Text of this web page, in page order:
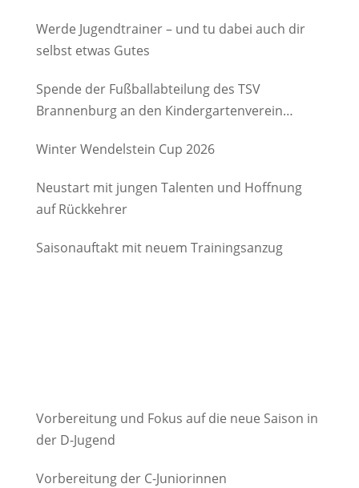
Werde Jugendtrainer – und tu dabei auch dir
selbst etwas Gutes
Spende der Fußballabteilung des TSV
Brannenburg an den Kindergartenverein
Winter Wendelstein Cup 2026
Neustart mit jungen Talenten und Hoffnung
auf Rückkehrer
Saisonauftakt mit neuem Trainingsanzug
Vorbereitung und Fokus auf die neue Saison in
der D-Jugend
Vorbereitung der C-Juniorinnen